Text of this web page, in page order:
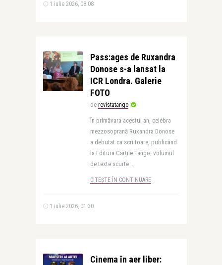
1 iulie 2026, 08:08
Pass:ages de Ruxandra
Donose s-a lansat la
ICR Londra. Galerie
FOTO
de revistatango
În primăvara acestui an, celebra
mezzosoprană Ruxandra Donose
a debutat ca scriitoare, publicând
la Editura Cărțile Tango, volumul
de texte scurte ..
CITEȘTE ÎN CONTINUARE
1 iulie 2026, 01:30
Cinema în aer liber: